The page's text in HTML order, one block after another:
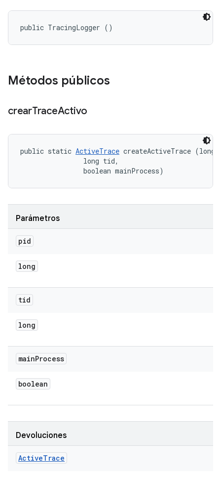
public TracingLogger ()
Métodos públicos
crearTraceActivo
public static ActiveTrace createActiveTrace
                long tid,
                boolean mainProcess)
Parámetros
pid
long
tid
long
mainProcess
boolean
Devoluciones
ActiveTrace